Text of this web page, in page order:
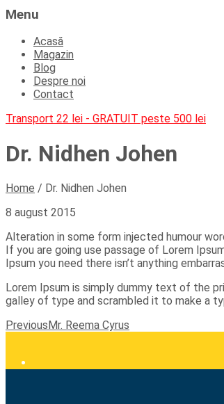
Menu
Acasă
Magazin
Blog
Despre noi
Contact
Transport 22 lei - GRATUIT peste 500 lei
Dr. Nidhen Johen
Home / Dr. Nidhen Johen
8 august 2015
Alteration in some form injected humour
If you are going use passage of Lorem
Ipsum you need there isn’t anything
Lorem Ipsum is simply dummy text of the
galley of type and scrambled it to make a
Post
Previous Mr. Reema Cyrus